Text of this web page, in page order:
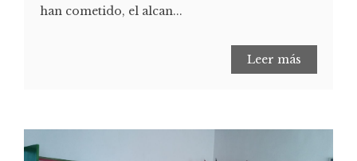
han cometido, el alcan...
Leer más